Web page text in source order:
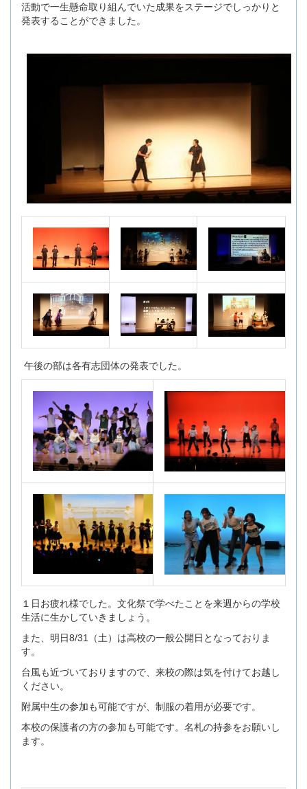
活動で一生懸命取り組んでいた成果をステージでしっかりと
発表することができました。
午後の部は各有志団体の発表でした。
１日お疲れ様でした。文化祭で学べたことを来週からの学校
生活に生かしていきましょう。
また、明日8/31（土）は高校の一般公開日となっておりま
す。
台風も近づいておりますので、来校の際は気を付けてお越し
ください。
附属中生の参加も可能ですが、制服の着用が必要です。
本校の保護者の方の参加も可能です。名札の持参をお願いし
ます。